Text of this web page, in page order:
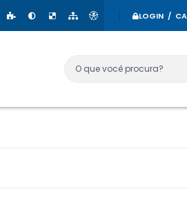
LOGIN /
O que você procura?